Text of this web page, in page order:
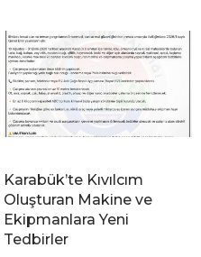
Karabük’te Kıvılcım
Oluşturan Makine ve
Ekipmanlara Yeni
Tedbirler